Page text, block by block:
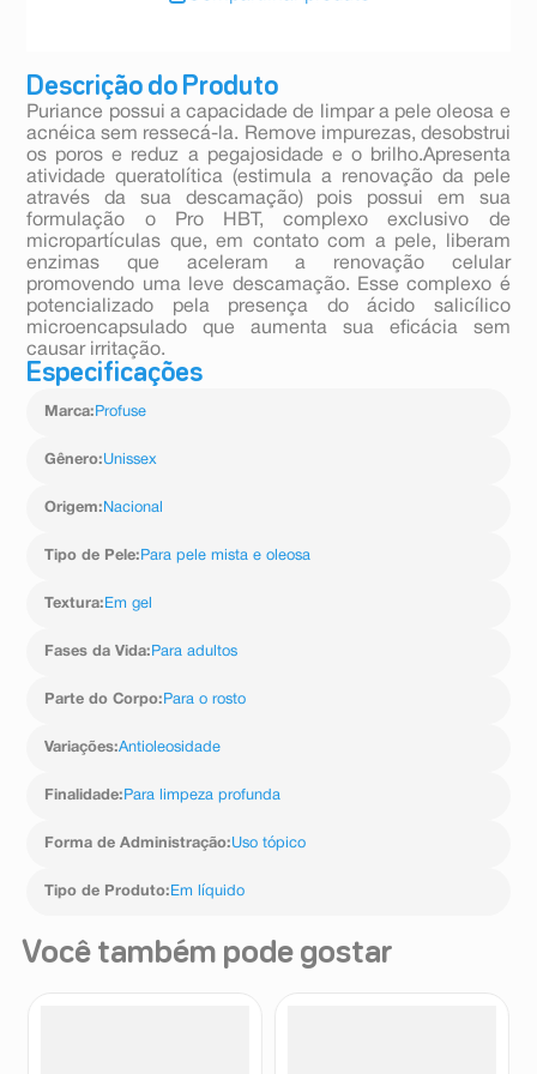
Descrição do Produto
Puriance possui a capacidade de limpar a pele oleosa e
acnéica sem ressecá-la. Remove impurezas, desobstrui
os poros e reduz a pegajosidade e o brilho.Apresenta
atividade queratolítica (estimula a renovação da pele
através da sua descamação) pois possui em sua
formulação o Pro HBT, complexo exclusivo de
micropartículas que, em contato com a pele, liberam
enzimas que aceleram a renovação celular
promovendo uma leve descamação. Esse complexo é
potencializado pela presença do ácido salicílico
microencapsulado que aumenta sua eficácia sem
causar irritação.
Especificações
Marca: Profuse
Gênero:Unissex
Origem: Nacional
Tipo de Pele: Para pele mista e oleosa
Textura: Em gel
Fases da Vida: Para adultos
Parte do Corpo: Para o rosto
Variações:Antioleosidade
Finalidade: Para limpeza profunda
Forma de Administração:Uso tópico
Tipo de Produto: Em líquido
Você também pode gostar